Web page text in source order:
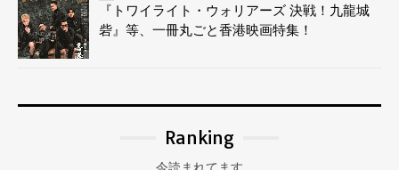
『トワイライト・ウォリアーズ 決戦！九龍城
砦』等、一冊丸ごと香港映画特集！
Ranking
今読まれてます